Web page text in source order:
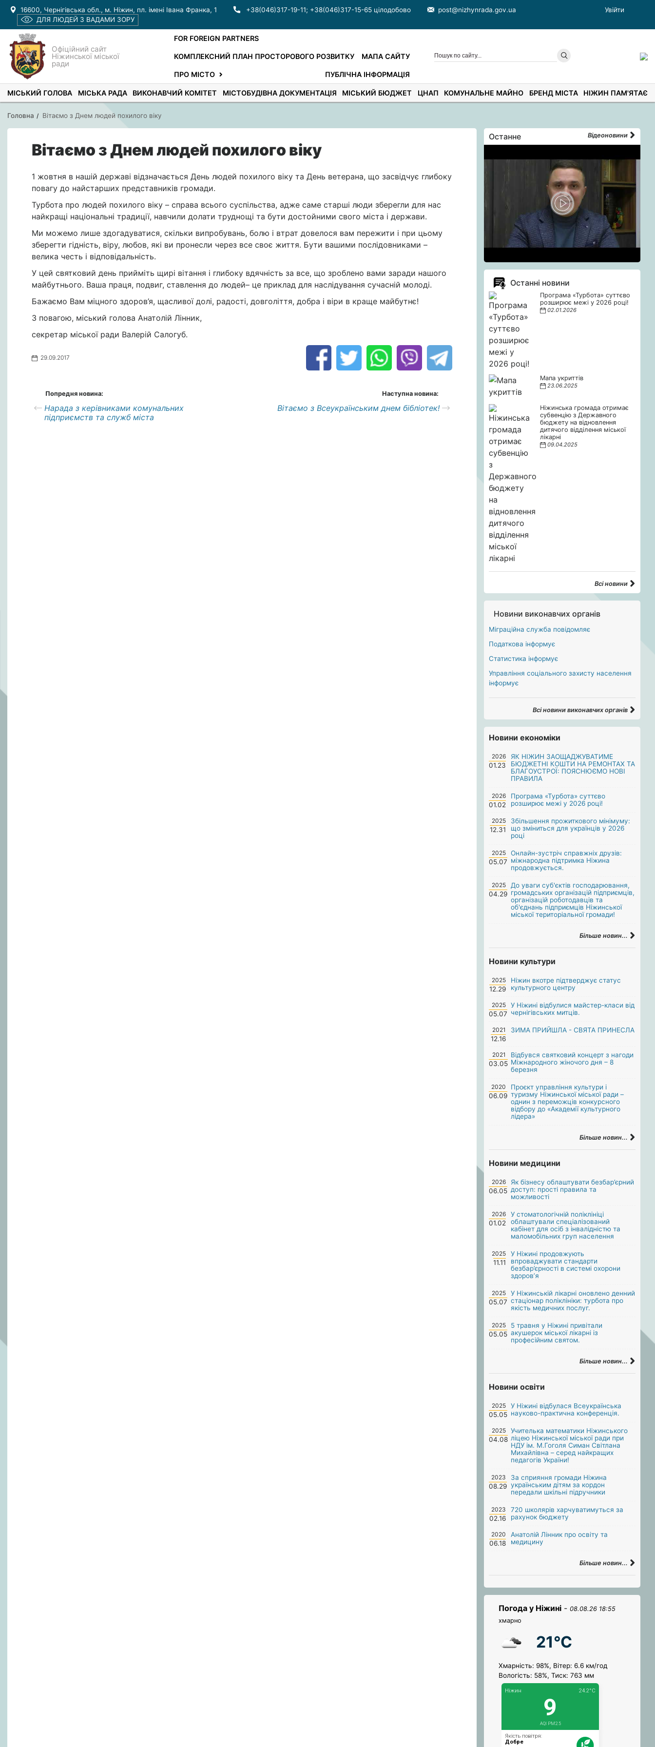
16600, Чернігівська обл., м. Ніжин, пл. імені Івана Франка, 1 +38(046)317-19-11; +38(046)317-15-65 цілодобово post@nizhynrada.gov.ua
Увійти
ДЛЯ ЛЮДЕЙ З ВАДАМИ ЗОРУ
Офіційний сайт
Ніжинської міської
ради
FOR FOREIGN PARTNERS
КОМПЛЕКСНИЙ ПЛАН ПРОСТОРОВОГО РОЗВИТКУ МАПА САЙТУ
ПРО МІСТО ПУБЛІЧНА ІНФОРМАЦІЯ
МІСЬКИЙ ГОЛОВА МІСЬКА РАДА ВИКОНАВЧИЙ КОМІТЕТ МІСТОБУДІВНА ДОКУМЕНТАЦІЯ МІСЬКИЙ БЮДЖЕТ ЦНАП КОМУНАЛЬНЕ МАЙНО БРЕНД МІСТА НІЖИН ПАМ'ЯТАЄ
Головна Вітаємо з Днем людей похилого віку
Вітаємо з Днем людей похилого віку
1 жовтня в нашій державі відзначається День людей похилого віку та День ветерана, що засвідчує глибоку
повагу до найстарших представників громади.
Турбота про людей похилого віку – справа всього суспільства, адже саме старші люди зберегли для нас
найкращі національні традиції, навчили долати труднощі та бути достойними свого міста і держави.
Ми можемо лише здогадуватися, скільки випробувань, болю і втрат довелося вам пережити і при цьому
зберегти гідність, віру, любов, які ви пронесли через все своє життя. Бути вашими послідовниками –
велика честь і відповідальність.
У цей святковий день прийміть щирі вітання і глибоку вдячність за все, що зроблено вами заради нашого
майбутнього. Ваша праця, подвиг, ставлення до людей– це приклад для наслідування сучасній молоді.
Бажаємо Вам міцного здоров’я, щасливої долі, радості, довголіття, добра і віри в краще майбутнє!
З повагою, міський голова Анатолій Лінник,
секретар міської ради Валерій Салогуб.
29.09.2017
Попредня новина:
Нарада з керівниками комунальних
підприємств та служб міста
Наступна новина:
Вітаємо з Всеукраїнським днем бібліотек!
Останне Відеоновини
Останні новини
Програма «Турбота» суттєво
розширює межі у 2026 році!
02.01.2026
Мапа укриттів
23.06.2025
Ніжинська громада отримає
субвенцію з Державного
бюджету на відновлення
дитячого відділення міської
лікарні
09.04.2025
Всі новини
Новини виконавчих органів
Міграційна служба повідомляє
Податкова інформує
Статистика інформує
Управління соціального захисту населення
інформує
Всі новини виконавчих органів
Новини економіки
2026
01.23
ЯК НІЖИН ЗАОЩАДЖУВАТИМЕ
БЮДЖЕТНІ КОШТИ НА РЕМОНТАХ ТА
БЛАГОУСТРОЇ: ПОЯСНЮЄМО НОВІ
ПРАВИЛА
2026
01.02
Програма «Турбота» суттєво
розширює межі у 2026 році!
2025
12.31
Збільшення прожиткового мінімуму:
що зміниться для українців у 2026
році
2025
05.07
Онлайн-зустріч справжніх друзів:
міжнародна підтримка Ніжина
продовжується.
2025
04.29
До уваги суб'єктів господарювання,
громадських організацій підприємців,
організацій роботодавців та
об'єднань підприємців Ніжинської
міської територіальної громади!
Більше новин...
Новини культури
2025
12.29
Ніжин вкотре підтверджує статус
культурного центру
2025
05.07
У Ніжині відбулися майстер-класи від
чернігівських митців.
2021
12.16
ЗИМА ПРИЙШЛА - СВЯТА ПРИНЕСЛА
2021
03.05
Відбувся святковий концерт з нагоди
Міжнародного жіночого дня – 8
березня
2020
06.09
Проєкт управління культури і
туризму Ніжинської міської ради –
однин з переможців конкурсного
відбору до «Академії культурного
лідера»
Більше новин...
Новини медицини
2026
06.05
Як бізнесу облаштувати безбар’єрний
доступ: прості правила та
можливості
2026
01.02
У стоматологічній поліклініці
облаштували спеціалізований
кабінет для осіб з інвалідністю та
маломобільних груп населення
2025
11.11
У Ніжині продовжують
впроваджувати стандарти
безбар’єрності в системі охорони
здоров’я
2025
05.07
У Ніжинській лікарні оновлено денний
стаціонар поліклініки: турбота про
якість медичних послуг.
2025
05.05
5 травня у Ніжині привітали
акушерок міської лікарні із
професійним святом.
Більше новин...
Новини освіти
2025
05.05
У Ніжині відбулася Всеукраїнська
науково-практична конференція.
2025
04.08
Учителька математики Ніжинського
ліцею Ніжинської міської ради при
НДУ ім. М.Гоголя Симан Світлана
Михайлівна – серед найкращих
педагогів України!
2023
08.29
За сприяння громади Ніжина
українським дітям за кордон
передали шкільні підручники
2023
02.16
720 школярів харчуватимуться за
рахунок бюджету
2020
06.18
Анатолій Лінник про освіту та
медицину
Більше новин...
Погода у Ніжині - 08.08.26 18:55
хмарно
21°C
Хмарність: 98%, Вітер: 6.6 км/год
Вологість: 58%, Тиск: 763 мм